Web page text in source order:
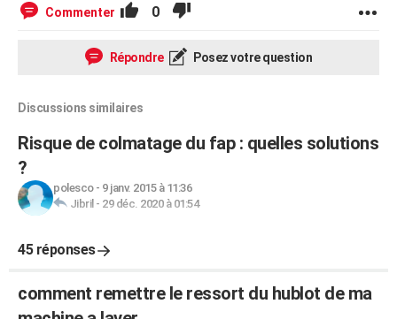
Commenter 0
Répondre Posez votre question
Discussions similaires
Risque de colmatage du fap : quelles solutions
?
polesco- 9 janv. 2015 à 11:36
Jibril - 29 déc. 2020 à 01:54
45 réponses
comment remettre le ressort du hublot de ma